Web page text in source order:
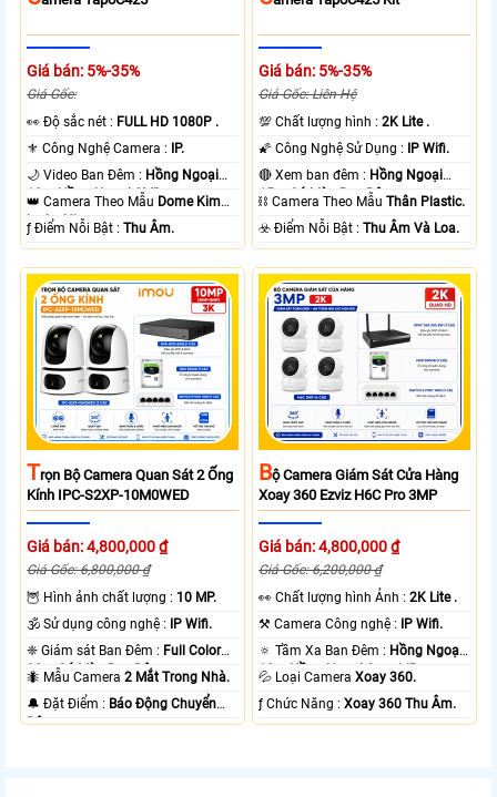
Giá bán: 5%-35%
Giá Gốc:
️👀 Độ sắc nét : FULL HD 1080P .
⚜️ Công Nghệ Camera :
IP.
🌙 Video Ban Đêm : Hồng Ngoại
10m Hồng Ngoại SMD.
👑 Camera Theo Mẫu Dome Kim
loại + Nhựa.
️ƒ Điểm Nỗi Bật :Thu Âm.
Giá bán: 5%-35%
Giá Gốc: Liên Hệ
💯 Chất lượng hình :2K Lite .
🌠 Công Nghệ Sử Dụng :
IP Wifi.
🔴 Xem ban đêm : Hồng Ngoại
15m Có Màu Ban Ðêm.
⛓ Camera Theo MẫuThân Plastic.
️☣️ Điểm Nỗi Bật :Thu Âm Và Loa.
TRọn Bộ Camera Quan Sát 2 Ống
Kính IPC-S2XP-10M0WED
Giá bán: 4,800,000 ₫
Giá Gốc: 6,800,000 ₫
🦉 Hình ảnh chất lượng : 10 MP.
🕉️ Sử dụng công nghệ :
IP Wifi.
❈ Giám sát Ban Đêm : Full Color
20m Có Màu Ban Ðêm.
🐜 Mẫu Camera2 Mắt Trong Nhà.
️🔔 Đặt Điểm : Báo Động Chuyển
Động.
BỘ Camera Giám Sát Cửa Hàng
Xoay 360 Ezviz H6C Pro 3MP
Giá bán: 4,800,000 ₫
Giá Gốc: 6,200,000 ₫
️👀 Chất lượng hình Ảnh :2K Lite .
⚒ Camera Công nghệ :
IP Wifi.
🔅 Tầm Xa Ban Đêm : Hồng Ngoại
10m Hồng Ngoại Smart IR.
💦 Loại CameraXoay 360.
️ƒ Chức Năng :Xoay 360 Thu Âm.